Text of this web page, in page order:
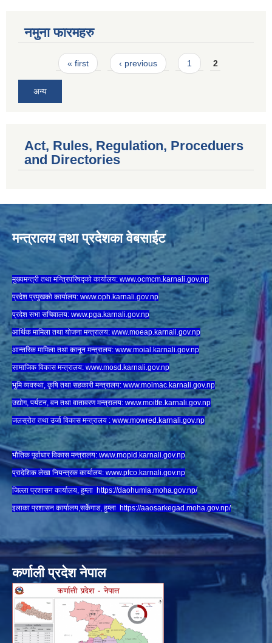
नमुना फारमहरु
Pages« first ‹ previous 1 2
अन्य
Act, Rules, Regulation, Proceduers
and Directories
मन्त्रालय तथा प्रदेशका वेबसाईट
मुख्यमन्त्री तथा मन्त्रिपरिषद्को कार्यालय: www.ocmcm.karnali.gov.np
प्रदेश प्रमुखको कार्यालय: www.oph.karnali.gov.np
प्रदेश सभा सचिवालय: www.pga.karnali.gov.np
आर्थिक मामिला तथा योजना मन्त्रालय: www.moeap.karnali.gov.np
आन्तरिक मामिला तथा कानून मन्त्रालय: www.moial.karnali.gov.np
सामाजिक विकास मन्त्रालय: www.mosd.karnali.gov.np
भुमि व्यवस्था, कृषि तथा सहकारी मन्त्रालय: www.molmac.karnali.gov.np
उद्योग, पर्यटन, वन तथा वातावरण मन्त्रालय: www.moitfe.karnali.gov.np
जलस्रोत तथा उर्जा विकास मन्त्रालय : www.mowred.karnali.gov.np
भौतिक पूर्वाधार विकास मन्त्रालय: www.mopid.karnali.gov.np
प्रादेशिक लेखा नियन्त्रक कार्यालय: www.pfco.karnali.gov.np
जिल्ला प्रशासन कार्यालय, हुम्ला https://daohumla.moha.gov.np/
इलाका प्रशासन कार्यालय,सर्केगाड, हुम्ला https://aaosarkegad.moha.gov.np/
कर्णाली प्रदेश नेपाल